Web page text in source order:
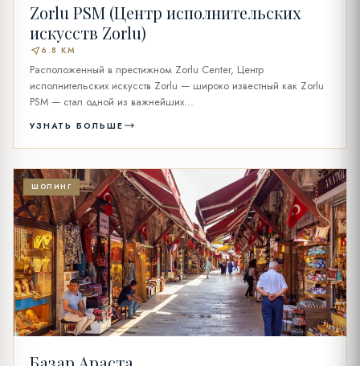
Zorlu PSM (Центр исполнительских
искусств Zorlu)
near_me6.8 KM
Расположенный в престижном Zorlu Center, Центр
исполнительских искусств Zorlu — широко известный как Zorlu
PSM — стал одной из важнейших...
УЗНАТЬ БОЛЬШЕ
ШОПИНГ